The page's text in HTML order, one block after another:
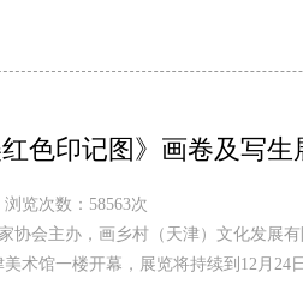
色印记图》画卷及写生
浏览次数：58563次
协会主办，画乡村（天津）文化发展
术馆一楼开幕，展览将持续到12月24